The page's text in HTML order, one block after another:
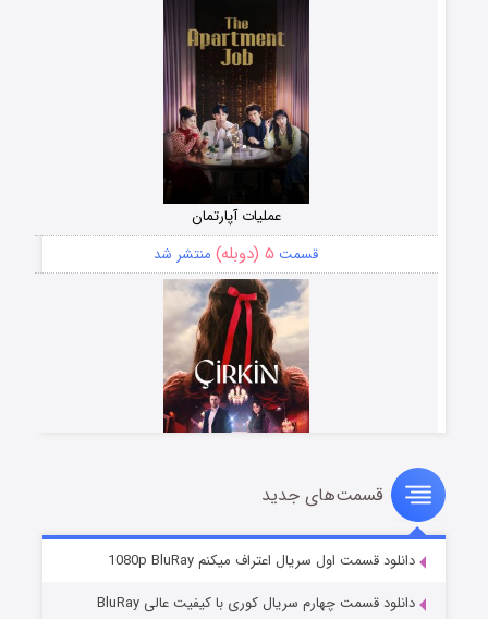
عملیات آپارتمان
قسمت ۵ (دوبله) منتشر شد
سریال زشت
قسمت۲ (زیرنویس) منتشر شد
قسمت‌های جدید
دانلود قسمت اول سریال اعتراف میکنم 1080p BluRay
دانلود قسمت چهارم سریال کوری با کیفیت عالی BluRay